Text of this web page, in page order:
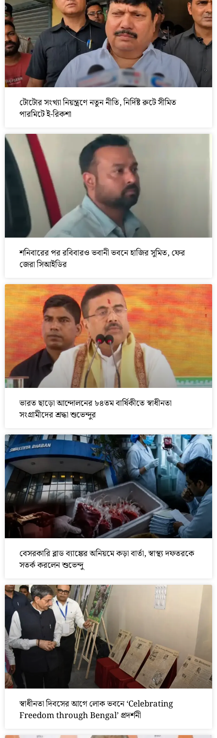
টোটোর সংখ্যা নিয়ন্ত্রণে নতুন নীতি, নির্দিষ্ট রুটে সীমিত
পারমিটে ই-রিকশা
শনিবারের পর রবিবারও ভবানী ভবনে হাজির সুমিত, ফের
জেরা সিআইডির
ভারত ছাড়ো আন্দোলনের ৮৪তম বার্ষিকীতে স্বাধীনতা
সংগ্রামীদের শ্রদ্ধা শুভেন্দুর
বেসরকারি ব্লাড ব্যাঙ্কের অনিয়মে কড়া বার্তা, স্বাস্থ্য দফতরকে
সতর্ক করলেন শুভেন্দু
স্বাধীনতা দিবসের আগে লোক ভবনে ‘Celebrating
Freedom through Bengal’ প্রদর্শনী